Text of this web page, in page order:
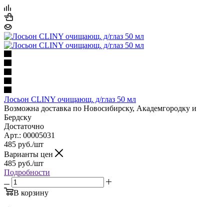
Лосьон CLINY очищающ. д/глаз 50 мл
Возможна доставка по Новосибирску, Академгородку и
Бердску
Достаточно
Арт.: 00005031
485 руб./шт
Варианты цен
485 руб./шт
Подробности
В корзину